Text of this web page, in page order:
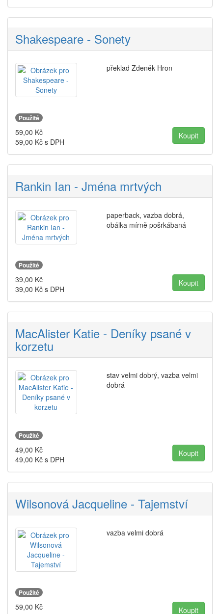
Shakespeare - Sonety
překlad Zdeněk Hron
Použité
59,00 Kč
59,00 Kč s DPH
Rankin Ian - Jména mrtvých
paperback, vazba dobrá,
obálka mírně pošrkábaná
Použité
39,00 Kč
39,00 Kč s DPH
MacAlister Katie - Deníky psané v
korzetu
stav velmi dobrý, vazba velmi
dobrá
Použité
49,00 Kč
49,00 Kč s DPH
Wilsonová Jacqueline - Tajemství
vazba velmi dobrá
Použité
59,00 Kč